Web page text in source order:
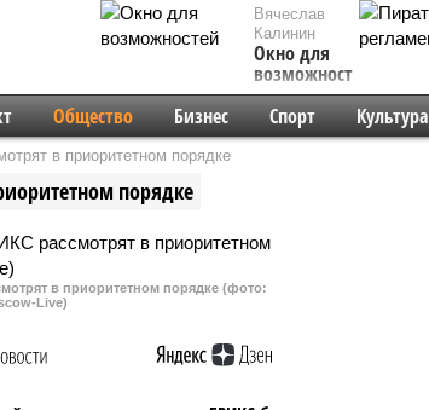
Вячеслав
Калинин
Окно для
возможностей
Общество Бизнес Спорт Культура
в приоритетном порядке
порядке
в приоритетном порядке (фото:
Live)